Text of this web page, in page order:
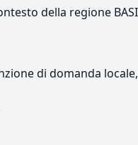
della regione
di domanda